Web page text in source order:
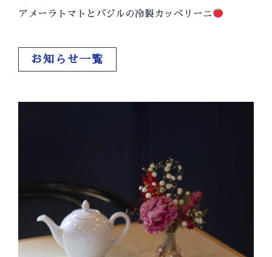
アメーラトマトとバジルの冷製カッペリーニ
お知らせ一覧